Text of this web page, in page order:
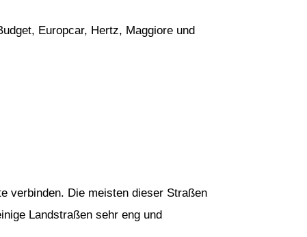
Europcar, Hertz, Maggiore und
verbinden. Die meisten dieser Straßen
Landstraßen sehr eng und